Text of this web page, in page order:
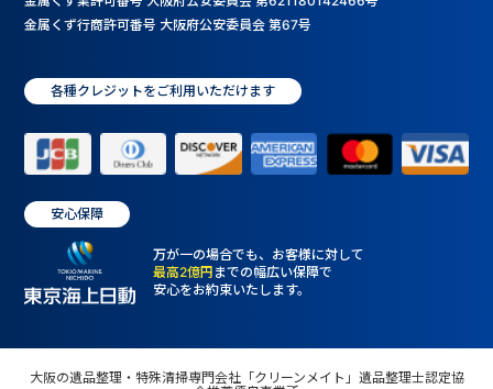
金属くず行商許可番号 大阪府公安委員会 第67号
各種クレジットをご利用いただけます
安心保障
万が一の場合でも、お客様に対して
最高2億円 までの幅広い保障で
安心をお約束いたします。
大阪の遺品整理・特殊清掃専門会社「クリーンメイト」遺品整理士認定協